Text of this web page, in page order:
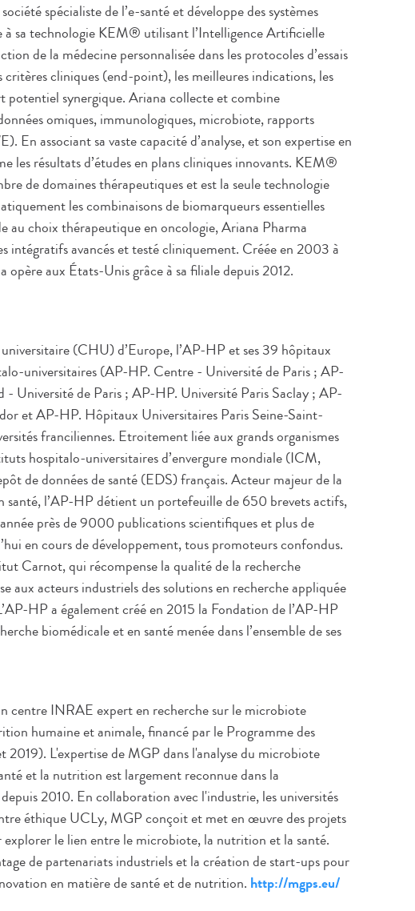
spécialiste de l’e-santé et développe des systèmes
à sa technologie KEM® utilisant l’Intelligence Artificielle
de la médecine personnalisée dans les protocoles d’essais
cliniques (end-point), les meilleures indications, les
potentiel synergique. Ariana collecte et combine
omiques, immunologiques, microbiote, rapports
En associant sa vaste capacité d’analyse, et son expertise en
les résultats d’études en plans cliniques innovants. KEM®
de domaines thérapeutiques et est la seule technologie
les combinaisons de biomarqueurs essentielles
au choix thérapeutique en oncologie, Ariana Pharma
intégratifs avancés et testé cliniquement. Créée en 2003 à
aux États-Unis grâce à sa filiale depuis 2012.
(CHU) d’Europe, l’AP-HP et ses 39 hôpitaux
universitaires (AP-HP. Centre - Université de Paris ; AP-
Université de Paris ; AP-HP. Université Paris Saclay ; AP-
et AP-HP. Hôpitaux Universitaires Paris Seine-Saint-
franciliennes. Etroitement liée aux grands organismes
hospitalo-universitaires d’envergure mondiale (ICM,
de données de santé (EDS) français. Acteur majeur de la
santé, l’AP-HP détient un portefeuille de 650 brevets actifs,
près de 9000 publications scientifiques et plus de
en cours de développement, tous promoteurs confondus.
Carnot, qui récompense la qualité de la recherche
acteurs industriels des solutions en recherche appliquée
HP a également créé en 2015 la Fondation de l’AP-HP
biomédicale et en santé menée dans l’ensemble de ses
centre INRAE expert en recherche sur le microbiote
humaine et animale, financé par le Programme des
2019). L'expertise de MGP dans l'analyse du microbiote
et la nutrition est largement reconnue dans la
2010. En collaboration avec l'industrie, les universités
éthique UCLy, MGP conçoit et met en œuvre des projets
explorer le lien entre le microbiote, la nutrition et la santé.
de partenariats industriels et la création de start-ups pour
en matière de santé et de nutrition. http://mgps.eu/